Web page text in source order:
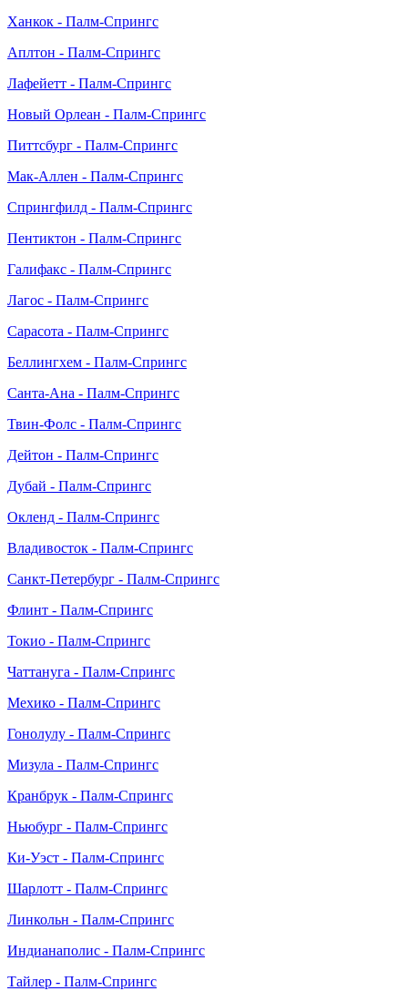
Ханкок - Палм-Спрингс
Аплтон - Палм-Спрингс
Лафейетт - Палм-Спрингс
Новый Орлеан - Палм-Спрингс
Питтсбург - Палм-Спрингс
Мак-Аллен - Палм-Спрингс
Спрингфилд - Палм-Спрингс
Пентиктон - Палм-Спрингс
Галифакс - Палм-Спрингс
Лагос - Палм-Спрингс
Сарасота - Палм-Спрингс
Беллингхем - Палм-Спрингс
Санта-Ана - Палм-Спрингс
Твин-Фолс - Палм-Спрингс
Дейтон - Палм-Спрингс
Дубай - Палм-Спрингс
Окленд - Палм-Спрингс
Владивосток - Палм-Спрингс
Санкт-Петербург - Палм-Спрингс
Флинт - Палм-Спрингс
Токио - Палм-Спрингс
Чаттануга - Палм-Спрингс
Мехико - Палм-Спрингс
Гонолулу - Палм-Спрингс
Мизула - Палм-Спрингс
Кранбрук - Палм-Спрингс
Ньюбург - Палм-Спрингс
Ки-Уэст - Палм-Спрингс
Шарлотт - Палм-Спрингс
Линкольн - Палм-Спрингс
Индианаполис - Палм-Спрингс
Тайлер - Палм-Спрингс